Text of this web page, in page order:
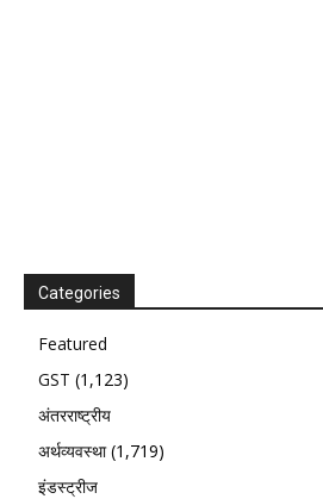
Categories
Featured
GST (1,123)
अंतरराष्ट्रीय
अर्थव्यवस्था(1,719)
इंडस्ट्रीज